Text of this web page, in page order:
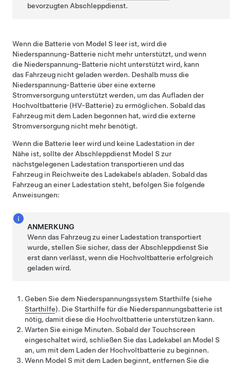
bevorzugten Abschleppdienst.
Wenn die Batterie von Model S leer ist, wird die
Niederspannung-Batterie nicht mehr unterstützt, und wenn
die Niederspannung-Batterie nicht unterstützt wird, kann
das Fahrzeug nicht geladen werden. Deshalb muss die
Niederspannung-Batterie über eine externe
Stromversorgung unterstützt werden, um das Aufladen der
Hochvoltbatterie (HV-Batterie) zu ermöglichen. Sobald das
Fahrzeug mit dem Laden begonnen hat, wird die externe
Stromversorgung nicht mehr benötigt.
Wenn die Batterie leer wird und keine Ladestation in der
Nähe ist, sollte der Abschleppdienst Model S zur
nächstgelegenen Ladestation transportieren und das
Fahrzeug in Reichweite des Ladekabels abladen. Sobald das
Fahrzeug an einer Ladestation steht, befolgen Sie folgende
Anweisungen:
ANMERKUNG
Wenn das Fahrzeug zu einer Ladestation transportiert
wurde, stellen Sie sicher, dass der Abschleppdienst Sie
erst dann verlässt, wenn die Hochvoltbatterie erfolgreich
geladen wird.
Geben Sie dem Niederspannungssystem Starthilfe (siehe
Starthilfe). Die Starthilfe für die Niederspannungsbatterie ist
nötig, damit diese die Hochvoltbatterie unterstützen kann.
Warten Sie einige Minuten. Sobald der Touchscreen
eingeschaltet wird, schließen Sie das Ladekabel an Model S
an, um mit dem Laden der Hochvoltbatterie zu beginnen.
Wenn Model S mit dem Laden beginnt, entfernen Sie die